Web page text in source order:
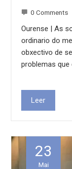
0 Comments
Ourense | As
ordinario do
obxectivo de
problemas que
Leer
23
Mai